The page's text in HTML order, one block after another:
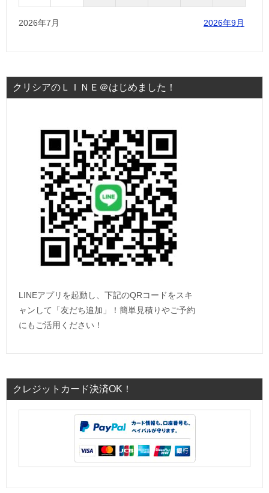
2026年7月 2026年9月
クリシアのＬＩＮＥ＠はじめました！
LINEアプリを起動し、下記のQRコードをスキ
ャンして「友だち追加」！簡単見積りやご予約
にもご活用ください！
クレジットカード決済OK！